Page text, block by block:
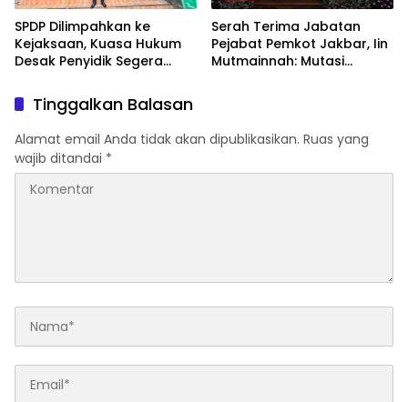
SPDP Dilimpahkan ke
Kejaksaan, Kuasa Hukum
Desak Penyidik Segera
Pengeroyokan
Serah Terima Jabatan
Pejabat Pemkot Jakbar, Iin
Mutmainnah: Mutasi
Tinggalkan Balasan
Alamat email Anda tidak akan dipublikasikan. Ruas yang
wajib ditandai *